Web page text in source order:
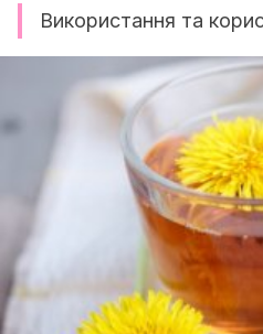
Використання та